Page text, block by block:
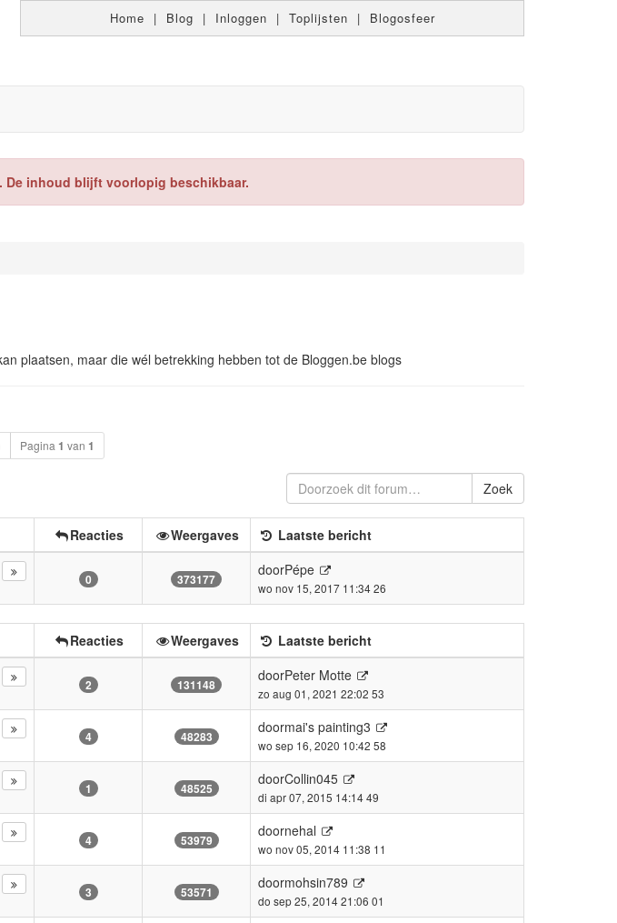
Home | Blog | Inloggen | Toplijsten | Blogosfeer
De inhoud blijft voorlopig beschikbaar.
plaatsen, maar die wél betrekking hebben tot de Bloggen.be blogs
Pagina 1 van 1
Zoek
Reacties Weergaves
Laatste bericht
0 373177
doorPépe
wo nov 15, 2017 11:34 26
Reacties Weergaves
Laatste bericht
2 131148
doorPeter Motte
zo aug 01, 2021 22:02 53
4 48283
doormai's painting3
wo sep 16, 2020 10:42 58
1 48525
doorCollin045
di apr 07, 2015 14:14 49
4 53979
doornehal
wo nov 05, 2014 11:38 11
3 53571
doormohsin789
do sep 25, 2014 21:06 01